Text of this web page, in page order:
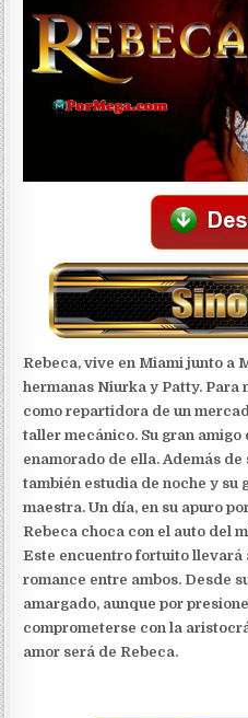
Rebeca, vive en Miami junto a
hermanas Niurka y Patty. Para
como repartidora de un
taller mecánico. Su gran
enamorado de ella. Además
también estudia de noche y su
maestra.Un día, en su apuro
Rebeca choca con el auto del
Este encuentro fortuito llevará
romance entre ambos. Desde
amargado, aunque por
comprometerse con la
amor será de Rebeca.